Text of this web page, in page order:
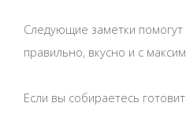
Следующие заметки помогут
правильно, вкусно и с
Если вы собираетесь